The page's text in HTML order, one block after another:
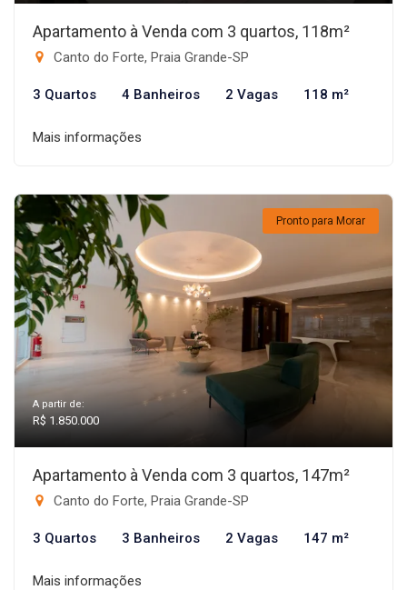
Apartamento à Venda com 3 quartos, 118m²
Canto do Forte, Praia Grande-SP
3 Quartos 4 Banheiros 2 Vagas 118 m²
Mais informações
Pronto para Morar
A partir de:
R$ 1.850.000
Apartamento à Venda com 3 quartos, 147m²
Canto do Forte, Praia Grande-SP
3 Quartos 3 Banheiros 2 Vagas 147 m²
Mais informações